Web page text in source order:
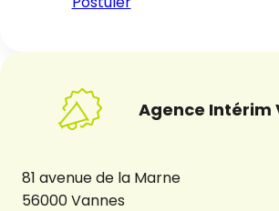
Agence Intérim
81 avenue de la Marne
56000 Vannes